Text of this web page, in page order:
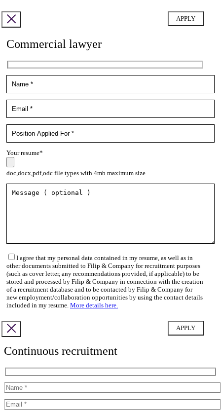
Commercial lawyer
Your resume*
doc,docx,pdf,odc file types with 4mb maximum size
I agree that my personal data contained in my resume, as well as in
other documents submitted to Filip & Company for recruitment purposes
(such as cover letter, any recommendations provided, if applicable) to be
stored and processed by Filip & Company in connection with the creation
of a recruitment database and to be contacted by Filip & Company for
new employment/collaboration opportunities by using the contact details
included in my resume. More details here.
Continuous recruitment